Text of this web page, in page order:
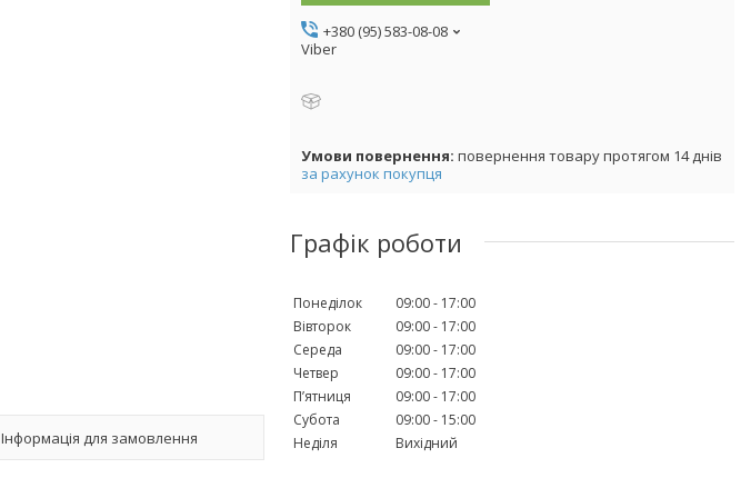
Інформація для замовлення
+380 (95) 583-08-08
Viber
повернення товару протягом 14 днів
за рахунок покупця
Графік роботи
Понеділок 09:00
17:00
Вівторок
09:00
17:00
Середа
09:00
17:00
Четвер
09:00
17:00
Пʼятниця
09:00
17:00
Субота
09:00
15:00
Неділя
Вихідний